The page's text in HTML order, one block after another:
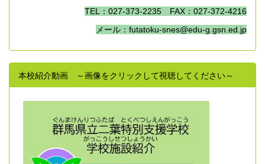
TEL：027-373-2235 FAX：027-372-4216
メール：futatoku-snes@edu-g.gsn.ed.jp
本校紹介動画 ～画像をクリックして視聴してください～